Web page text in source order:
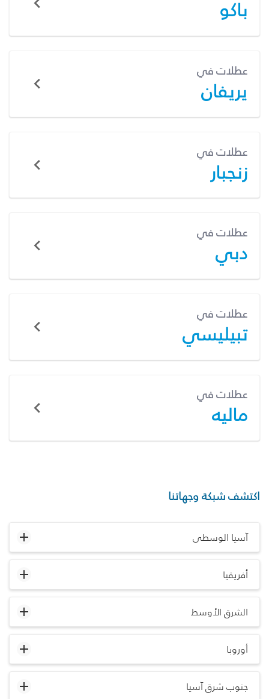
باكو
عطلات في
يريفان
عطلات في
زنجبار
عطلات في
دبي
عطلات في
تبيليسي
عطلات في
ماليه
اكتشف شبكة وجهاتنا
آسيا الوسطى
أفريقيا
الشرق الأوسط
أوروبا
جنوب شرق آسيا